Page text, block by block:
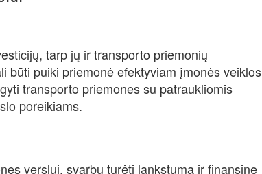
tarp jų ir transporto priemonių
būti puiki priemonė efektyviam įmonės veiklos
transporto priemones su patraukliomis
poreikiams.
verslui, svarbu turėti lankstumą ir finansinę